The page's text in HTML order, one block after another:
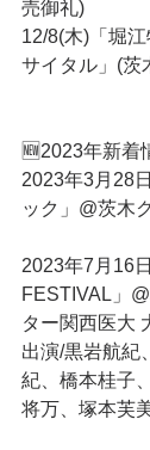
売御礼)
12/8(木)「堀
サイタル」(茨
🆕2023年新着
2023年3月28
ック」@茨木
2023年7月16
FESTIVAL」
ター関西医大
出演/黒岩航紀
紀、橋本桂子
将万、塚本芙